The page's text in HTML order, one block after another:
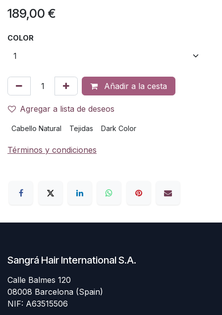
189,00 €
COLOR
Añadir a la cesta
Agregar a lista de deseos
Cabello Natural Tejidas Dark Color
Términos y condiciones
Sangrá Hair International S.A.
Calle Balmes 120
08008 Barcelona (Spain)
NIF: A63515506